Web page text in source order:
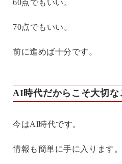
60点でもいい。
70点でもいい。
前に進めば十分です。
AI時代だからこそ大切な
今はAI時代です。
情報も簡単に手に入ります。